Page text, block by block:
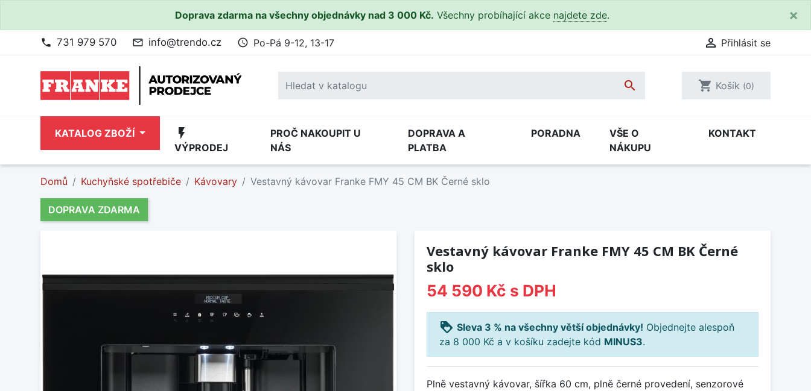
Doprava zdarma na všechny objednávky nad 3 000 Kč. Všechny probíhající akce najdete zde. ×
phone 731 979 570 mail_outline info@trendo.cz access_time Po-Pá 9-12, 13-17  Přihlásit se
 shopping_cart Košík (0)
KATALOG ZBOŽÍ flash_on
VÝPRODEJ
PROČ NAKOUPIT U
NÁS
DOPRAVA A
PLATBA
PORADNA
VŠE O
NÁKUPU
KONTAKT
Domů Kuchyňské spotřebiče Kávovary Vestavný kávovar Franke FMY 45 CM BK Černé sklo
DOPRAVA ZDARMA
Vestavný kávovar Franke FMY 45 CM BK Černé
sklo
54 590 Kč s DPH
loyalty Sleva 3 % na všechny větší objednávky! Objednejte alespoň
za 8 000 Kč a v košíku zadejte kód MINUS3.
Plně vestavný kávovar, šířka 60 cm, plně černé provedení, senzorové